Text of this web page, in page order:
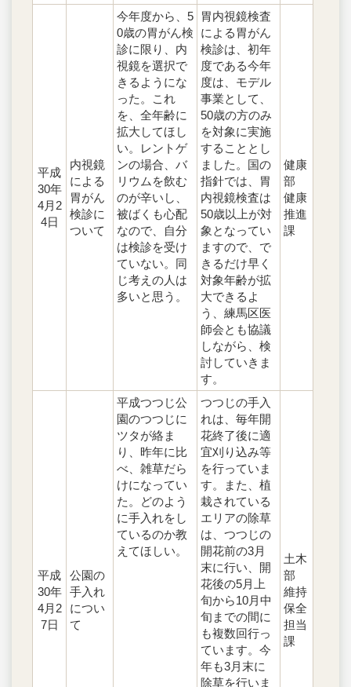
平成
30年
4月2
4日
内視鏡
による
胃がん
検診に
ついて
今年度から、5
0歳の胃がん検
診に限り、内
視鏡を選択で
きるようにな
った。これ
を、全年齢に
拡大してほし
い。レントゲ
ンの場合、バ
リウムを飲む
のが辛いし、
被ばくも心配
なので、自分
は検診を受け
ていない。同
じ考えの人は
多いと思う。
胃内視鏡検査
による胃がん
検診は、初年
度である今年
度は、モデル
事業として、
50歳の方のみ
を対象に実施
することとし
ました。国の
指針では、胃
内視鏡検査は
50歳以上が対
象となってい
ますので、で
きるだけ早く
対象年齢が拡
大できるよ
う、練馬区医
師会とも協議
しながら、検
討していきま
す。
健康
部
健康
推進
課
平成
30年
4月2
7日
公園の
手入れ
につい
て
平成つつじ公
園のつつじに
ツタが絡ま
り、昨年に比
べ、雑草だら
けになってい
た。どのよう
に手入れをし
ているのか教
えてほしい。
つつじの手入
れは、毎年開
花終了後に適
宜刈り込み等
を行っていま
す。また、植
栽されている
エリアの除草
は、つつじの
開花前の3月
末に行い、開
花後の5月上
旬から10月中
旬までの間に
も複数回行っ
ています。今
年も3月末に
除草を行いま
土木
部
維持
保全
担当
課